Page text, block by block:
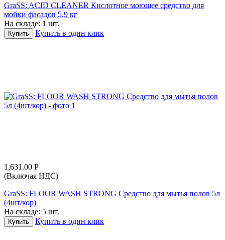
GraSS: ACID CLEANER Кислотное моющее средство для
мойки фасадов 5,9 кг
На складе: 1 шт.
Купить Купить в один клик
1,631.00 Р
(Включая НДС)
GraSS: FLOOR WASH STRONG Средство для мытья полов 5л
(4шт/кор)
На складе: 5 шт.
Купить Купить в один клик